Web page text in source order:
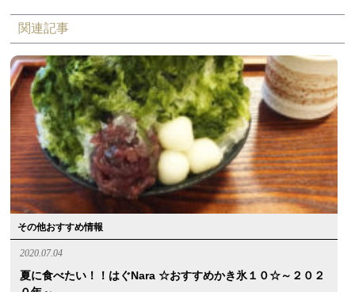
関連記事
その他おすすめ情報
2020.07.04
夏に食べたい！！はぐnara ☆おすすめかき氷１０☆～２０２